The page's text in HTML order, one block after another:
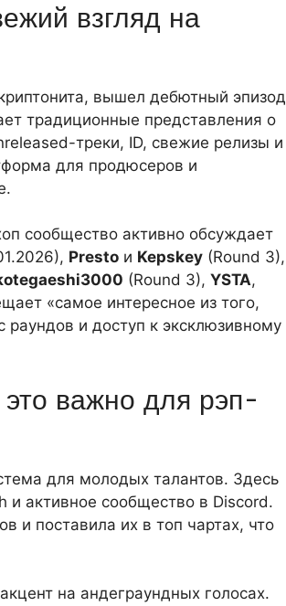
взгляд на
вышел дебютный эпизод
традиционные представления о
треки, ID, свежие релизы и
для продюсеров и
сообщество активно обсуждает
Presto и Kepskey (Round 3),
(Round 3), YSTA,
«самое интересное из того,
и доступ к эксклюзивному
важно для рэп-
для молодых талантов. Здесь
и активное сообщество в Discord.
и поставила их в топ чартах, что
на андеграундных голосах.